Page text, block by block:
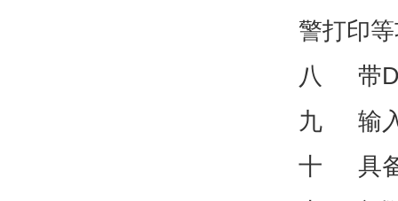
警打印
八 带
九 输入
十 具备